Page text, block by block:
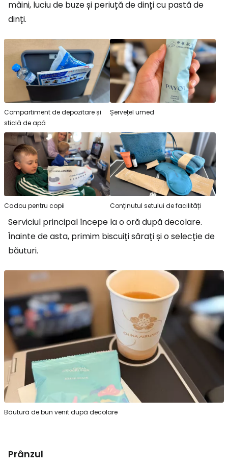
mâini, luciu de buze și periuță de dinți cu pastă de
dinți.
Compartiment de depozitare și
sticlă de apă
Șervețel umed
Cadou pentru copii Conținutul setului de facilități
Serviciul principal începe la o oră după decolare.
Înainte de asta, primim biscuiți sărați și o selecție de
băuturi.
Băutură de bun venit după decolare
Prânzul